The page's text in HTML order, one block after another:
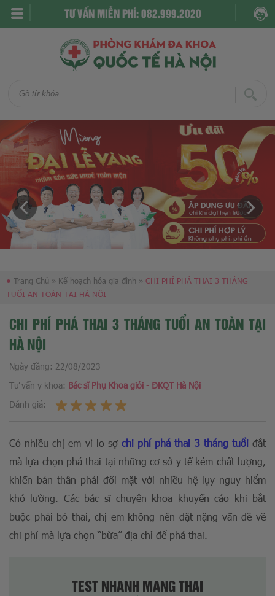
TƯ VẤN MIỄN PHÍ: 082.999.2020
● Trang Chủ » Kế hoạch hóa gia đình » CHI PHÍ PHÁ THAI 3 THÁNG
TUỔI AN TOÀN TẠI HÀ NỘI
CHI PHÍ PHÁ THAI 3 THÁNG TUỔI AN TOÀN TẠI
HÀ NỘI
Ngày đăng: 22/08/2023
Tư vấn y khoa: Bác sĩ Phụ Khoa giỏi - ĐKQT Hà Nội
Đánh giá:
Có nhiều chị em vì lo sợ chi phí phá thai 3 tháng tuổi đắt
mà lựa chọn phá thai tại những cơ sở y tế kém chất lượng,
khiến bản thân phải đối mặt với nhiều hệ lụy nguy hiểm
khó lường. Các bác sĩ chuyên khoa khuyến cáo khi bắt
buộc phải bỏ thai, chị em không nên đặt nặng vấn đề về
chi phí mà lựa chọn “bừa” địa chỉ để phá thai.
TEST NHANH MANG THAI